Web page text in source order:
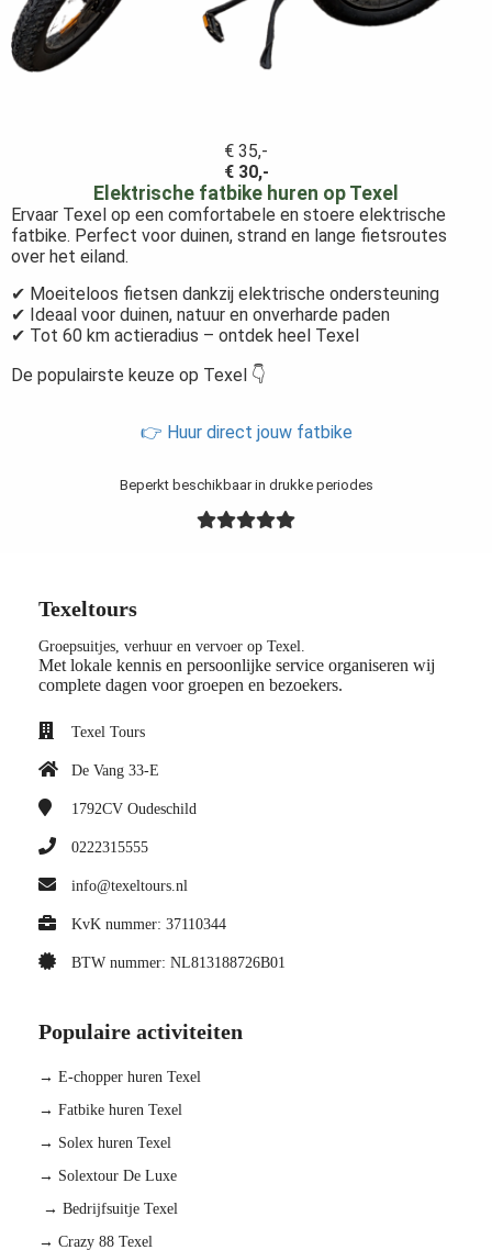
€ 35,-
€ 30,-
Elektrische fatbike huren op Texel
Ervaar Texel op een comfortabele en stoere elektrische
fatbike. Perfect voor duinen, strand en lange fietsroutes
over het eiland.
✔ Moeiteloos fietsen dankzij elektrische ondersteuning
✔ Ideaal voor duinen, natuur en onverharde paden
✔ Tot 60 km actieradius – ontdek heel Texel
De populairste keuze op Texel 👇
👉 Huur direct jouw fatbike
Beperkt beschikbaar in drukke periodes
Texeltours
Groepsuitjes, verhuur en vervoer op Texel.
Met lokale kennis en persoonlijke service organiseren wij
complete dagen voor groepen en bezoekers.
Texel Tours
De Vang 33-E
1792CV Oudeschild
0222315555
info@texeltours.nl
KvK nummer: 37110344
BTW nummer: NL813188726B01
Populaire activiteiten
→ E-chopper huren Texel
→ Fatbike huren Texel
→ Solex huren Texel
→ Solextour De Luxe
→ Bedrijfsuitje Texel
→ Crazy 88 Texel